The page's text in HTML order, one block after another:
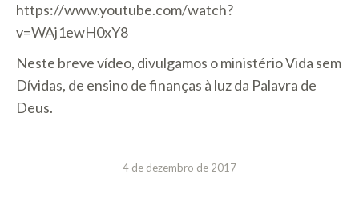
https://www.youtube.com/watch?
v=WAj1ewH0xY8
Neste breve vídeo, divulgamos o ministério Vida sem
Dívidas, de ensino de finanças à luz da Palavra de
Deus.
4 de dezembro de 2017